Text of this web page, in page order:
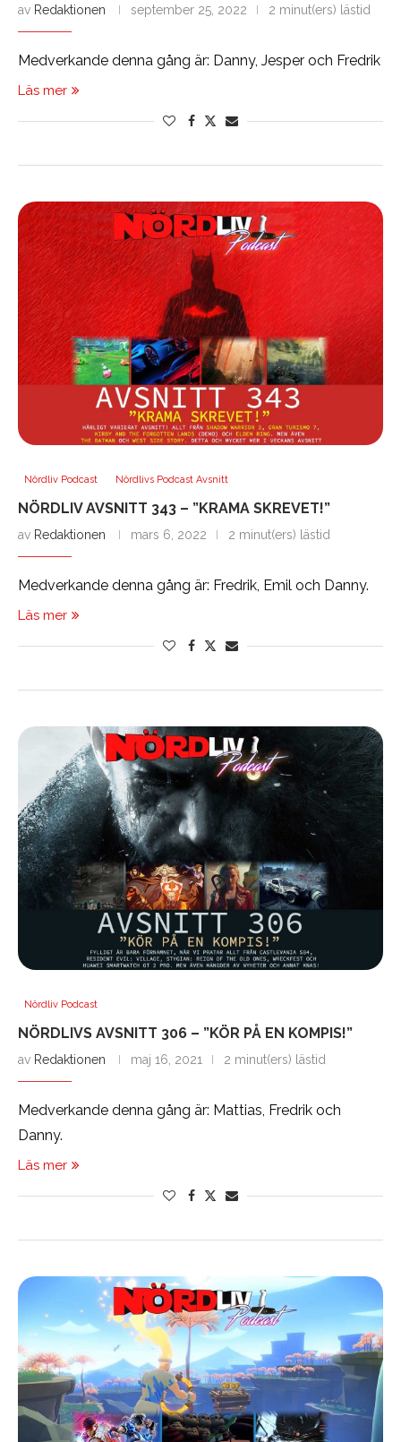
av Redaktionen september 25, 2022 2 minut(ers) lästid
Medverkande denna gång är: Danny, Jesper och Fredrik
Läs mer
Nördliv Podcast Nördlivs Podcast Avsnitt
NÖRDLIV AVSNITT 343 – ”KRAMA SKREVET!”
av Redaktionen mars 6, 2022 2 minut(ers) lästid
Medverkande denna gång är: Fredrik, Emil och Danny.
Läs mer
Nördliv Podcast
NÖRDLIVS AVSNITT 306 – ”KÖR PÅ EN KOMPIS!”
av Redaktionen maj 16, 2021 2 minut(ers) lästid
Medverkande denna gång är: Mattias, Fredrik och
Danny.
Läs mer